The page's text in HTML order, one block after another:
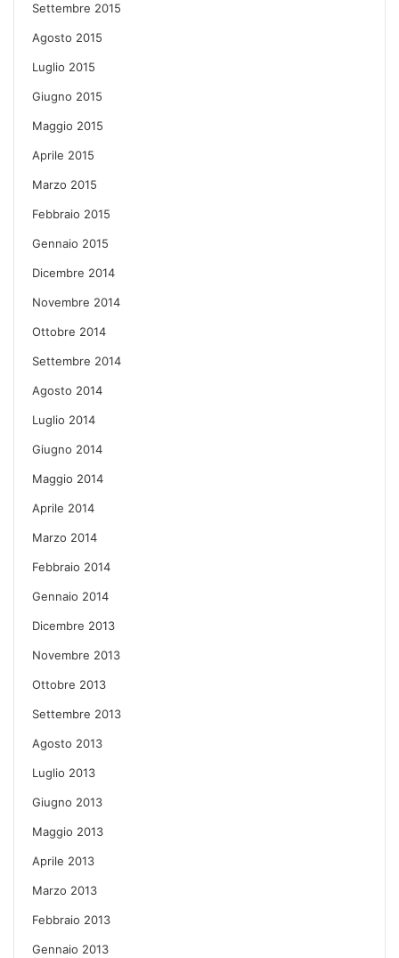
Settembre 2015
Agosto 2015
Luglio 2015
Giugno 2015
Maggio 2015
Aprile 2015
Marzo 2015
Febbraio 2015
Gennaio 2015
Dicembre 2014
Novembre 2014
Ottobre 2014
Settembre 2014
Agosto 2014
Luglio 2014
Giugno 2014
Maggio 2014
Aprile 2014
Marzo 2014
Febbraio 2014
Gennaio 2014
Dicembre 2013
Novembre 2013
Ottobre 2013
Settembre 2013
Agosto 2013
Luglio 2013
Giugno 2013
Maggio 2013
Aprile 2013
Marzo 2013
Febbraio 2013
Gennaio 2013